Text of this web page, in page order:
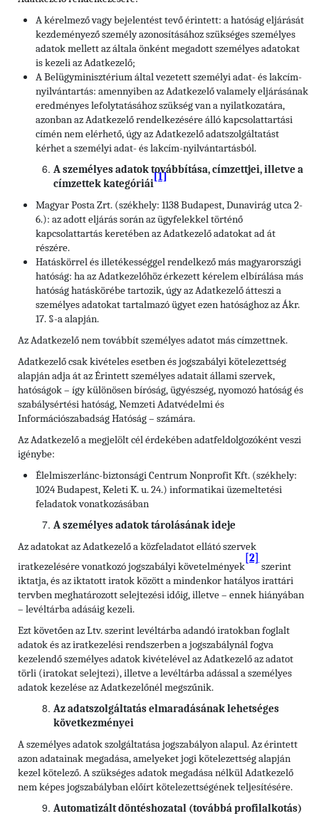
A kérelmező vagy bejelentést tevő érintett: a hatóság eljárását
kezdeményező személy azonosításához szükséges személyes
adatok mellett az általa önként megadott személyes adatokat
is kezeli az Adatkezelő;
A Belügyminisztérium által vezetett személyi adat- és lakcím-
nyilvántartás: amennyiben az Adatkezelő valamely eljárásának
eredményes lefolytatásához szükség van a nyilatkozatára,
azonban az Adatkezelő rendelkezésére álló kapcsolattartási
címén nem elérhető, úgy az Adatkezelő adatszolgáltatást
kérhet a személyi adat- és lakcím-nyilvántartásból.
A személyes adatok továbbítása, címzettjei, illetve a
címzettek kategóriái
[1]
Magyar Posta Zrt. (székhely: 1138 Budapest, Dunavirág utca 2-
6.): az adott eljárás során az ügyfelekkel történő
kapcsolattartás keretében az Adatkezelő adatokat ad át
részére.
Hatáskörrel és illetékességgel rendelkező más magyarországi
hatóság: ha az Adatkezelőhöz érkezett kérelem elbírálása más
hatóság hatáskörébe tartozik, úgy az Adatkezelő átteszi a
személyes adatokat tartalmazó ügyet ezen hatósághoz az Ákr.
17. §-a alapján.
Az Adatkezelő nem továbbít személyes adatot más címzettnek.
Adatkezelő csak kivételes esetben és jogszabályi kötelezettség
alapján adja át az Érintett személyes adatait állami szervek,
hatóságok – így különösen bíróság, ügyészség, nyomozó hatóság és
szabálysértési hatóság, Nemzeti Adatvédelmi és
Információszabadság Hatóság – számára.
Az Adatkezelő a megjelölt cél érdekében adatfeldolgozóként veszi
igénybe:
Élelmiszerlánc-biztonsági Centrum Nonprofit Kft. (székhely:
1024 Budapest, Keleti K. u. 24.) informatikai üzemeltetési
feladatok vonatkozásában
A személyes adatok tárolásának ideje
Az adatokat az Adatkezelő a közfeladatot ellátó szervek
iratkezelésére vonatkozó jogszabályi követelmények
[2]
szerint
iktatja, és az iktatott iratok között a mindenkor hatályos irattári
tervben meghatározott selejtezési időig, illetve – ennek hiányában
– levéltárba adásáig kezeli.
Ezt követően az Ltv. szerint levéltárba adandó iratokban foglalt
adatok és az iratkezelési rendszerben a jogszabálynál fogva
kezelendő személyes adatok kivételével az Adatkezelő az adatot
törli (iratokat selejtezi), illetve a levéltárba adással a személyes
adatok kezelése az Adatkezelőnél megszűnik.
Az adatszolgáltatás elmaradásának lehetséges
következményei
A személyes adatok szolgáltatása jogszabályon alapul. Az érintett
azon adatainak megadása, amelyeket jogi kötelezettség alapján
kezel kötelező. A szükséges adatok megadása nélkül Adatkezelő
nem képes jogszabályban előírt kötelezettségének teljesítésére.
Automatizált döntéshozatal (továbbá profilalkotás)